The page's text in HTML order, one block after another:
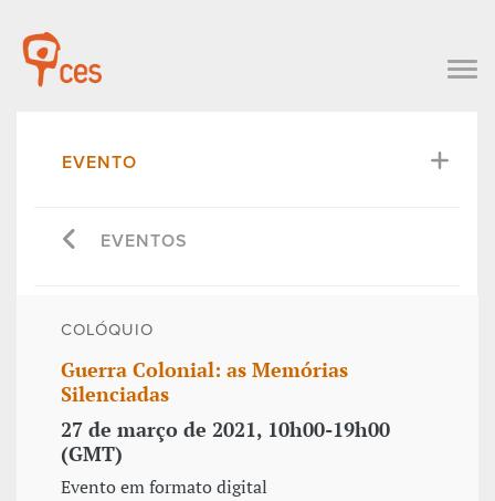
EVENTO
EVENTOS
COLÓQUIO
Guerra Colonial: as Memórias
Silenciadas
27 de março de 2021, 10h00-19h00
(GMT)
Evento em formato digital